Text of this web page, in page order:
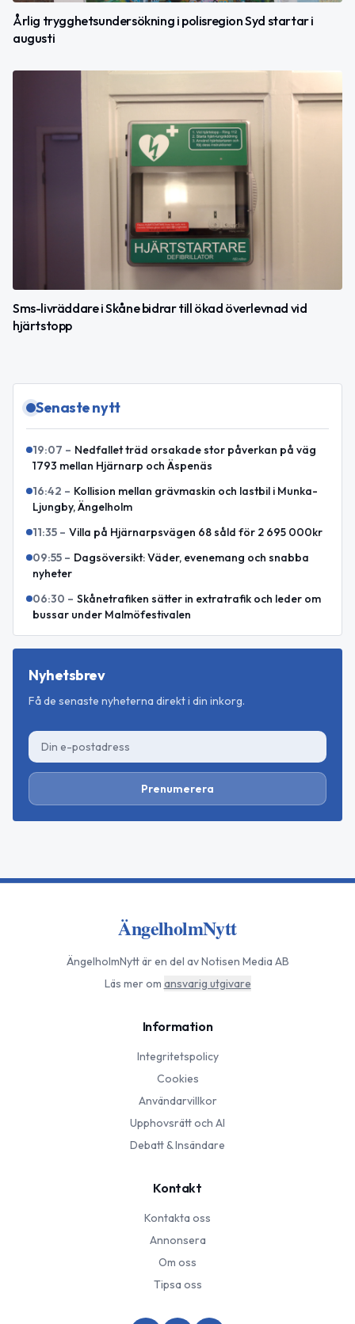
Årlig trygghetsundersökning i polisregion Syd startar i
augusti
Sms-livräddare i Skåne bidrar till ökad överlevnad vid
hjärtstopp
Senaste nytt
19:07 – Nedfallet träd orsakade stor påverkan på väg
1793 mellan Hjärnarp och Äspenäs
16:42 – Kollision mellan grävmaskin och lastbil i Munka-
Ljungby, Ängelholm
11:35 – Villa på Hjärnarpsvägen 68 såld för 2 695 000kr
09:55 – Dagsöversikt: Väder, evenemang och snabba
nyheter
06:30 – Skånetrafiken sätter in extratrafik och leder om
bussar under Malmöfestivalen
Nyhetsbrev
Få de senaste nyheterna direkt i din inkorg.
Prenumerera
ÄngelholmNytt
ÄngelholmNyttär en del av Notisen Media AB
Läs mer om ansvarig utgivare
Information
Integritetspolicy
Cookies
Användarvillkor
Upphovsrätt och AI
Debatt & Insändare
Kontakt
Kontakta oss
Annonsera
Om oss
Tipsa oss